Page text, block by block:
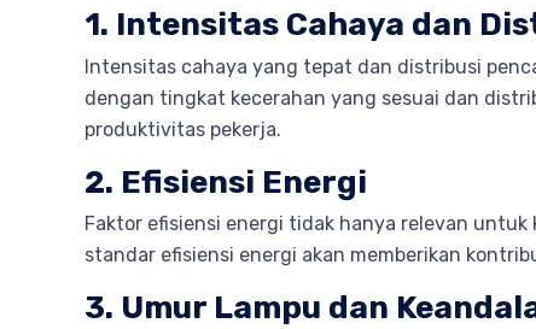
1. Intensitas Cahaya dan
Intensitas cahaya yang tepat dan distribusi
dengan tingkat kecerahan yang sesuai dan
produktivitas pekerja.
2. Efisiensi Energi
Faktor efisiensi energi tidak hanya relevan
standar efisiensi energi akan memberikan
3. Umur Lampu dan